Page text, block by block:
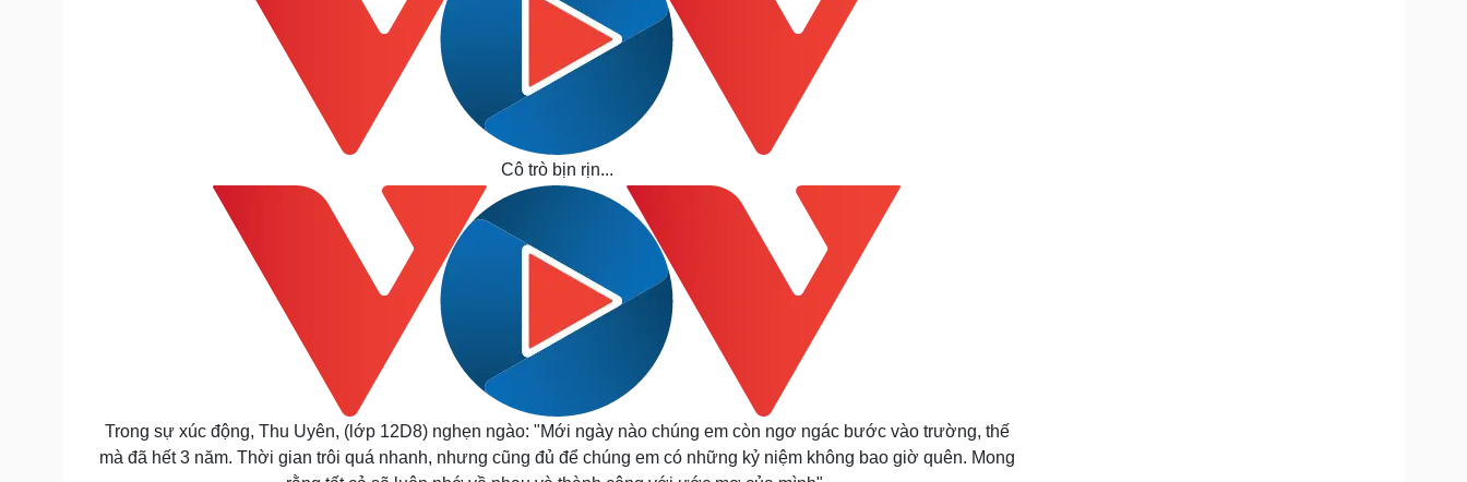
Cô trò bịn rịn...
Trong sự xúc động, Thu Uyên, (lớp 12D8) nghẹn ngào: "Mới ngày nào chúng em còn ngơ ngác bước vào trường, thế
mà đã hết 3 năm. Thời gian trôi quá nhanh, nhưng cũng đủ để chúng em có những kỷ niệm không bao giờ quên. Mong